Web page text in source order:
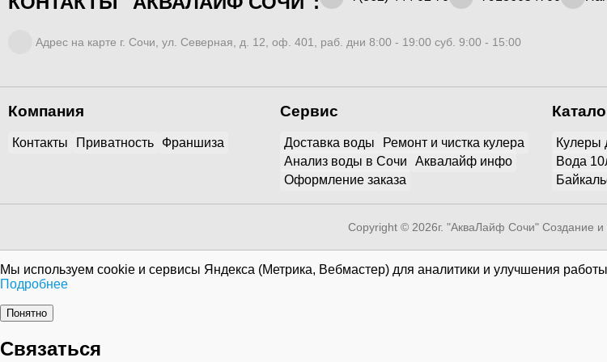
Адрес на карте г. Сочи, ул. Северная, д. 12, оф. 401, раб. дни 8:00 - 19:00 суб. 9:00 - 15:00
Компания
Контакты Приватность Франшиза
Сервис
Доставка воды
Ремонт и чистка кулера
Анализ воды в Сочи
Аквалайф инфо
Оформление заказа
Кулеры
Вода
Copyright © 2026г. "АкваЛайф Сочи" Создание и
Мы используем cookie и сервисы Яндекса (Метрика, Вебмастер) для аналитики и улучшения
Подробнее
Понятно
Связаться